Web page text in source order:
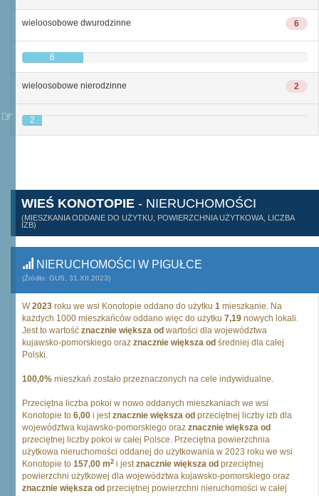
6
wieloosobowe dwurodzinne
6
2
wieloosobowe nierodzinne
2
WIEŚ KONOTOPIE - NIERUCHOMOŚCI
(MIESZKANIA ODDANE DO UŻYTKU, POWIERZCHNIA UŻYTKOWA, LICZBA
IZB)
NIERUCHOMOŚCI W PIGUŁCE
(Źródło: GUS, 31.XII.2023)
W2023 roku we wsi Konotopie oddano do użytku 1 mieszkanie. Na
każdych 1000 mieszkańców oddano więc do użytku 7,19 nowych lokali.
Jest to wartość znacznie większa od wartości dla województwa
kujawsko-pomorskiego oraz znacznie większa od średniej dla całej
Polski.
100,0% mieszkań zostało przeznaczonych na cele indywidualne.
Przeciętna liczba pokoi w nowo oddanych mieszkaniach we wsi
Konotopie to 6,00 i jestznacznie większa od przeciętnej liczby izb dla
województwa kujawsko-pomorskiego oraz znacznie większa od
przeciętnej liczby pokoi w całej Polsce. Przeciętna powierzchnia
użytkowa nieruchomości oddanej do użytkowania w 2023 roku we wsi
Konotopie to 157,00 m2 i jestznacznie większa od przeciętnej
powierzchni użytkowej dla województwa kujawsko-pomorskiego oraz
znacznie większa od przeciętnej powierzchni nieruchomości w całej